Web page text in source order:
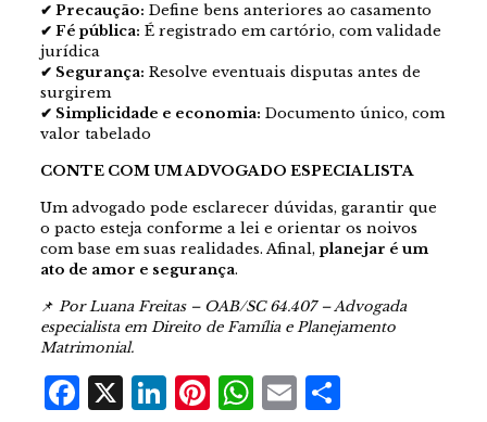
✔ Precaução: Define bens anteriores ao casamento
✔ Fé pública: É registrado em cartório, com validade
jurídica
✔ Segurança: Resolve eventuais disputas antes de
surgirem
✔ Simplicidade e economia: Documento único, com
valor tabelado
CONTE COM UM ADVOGADO ESPECIALISTA
Um advogado pode esclarecer dúvidas, garantir que
o pacto esteja conforme a lei e orientar os noivos
com base em suas realidades. Afinal, planejar é um
ato de amor e segurança.
📌 Por Luana Freitas – OAB/SC 64.407 – Advogada
especialista em Direito de Família e Planejamento
Matrimonial.
Facebook
X LinkedIn
Pinterest
WhatsApp
EmailShare